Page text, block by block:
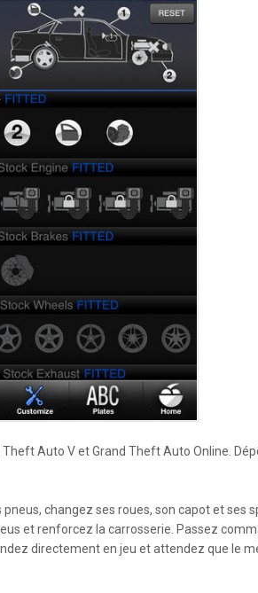
Auto V et Grand Theft Auto Online.
changez ses roues, son capot et ses
et renforcez la carrosserie. Passez
directement en jeu et attendez que le